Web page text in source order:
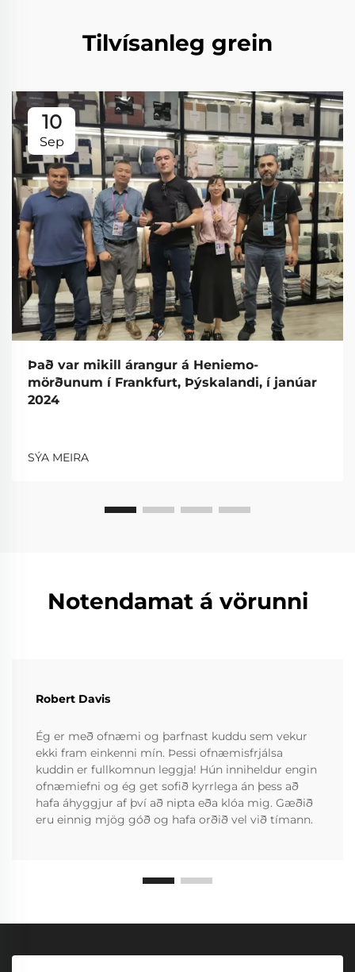
Tilvísanleg grein
10
Sep
Það var mikill árangur á Heniemo-
mörðunum í Frankfurt, Þýskalandi, í janúar
2024
SÝA MEIRA
Notendamat á vörunni
Robert Davis
Ég er með ofnæmi og þarfnast kuddu sem vekur
ekki fram einkenni mín. Þessi ofnæmisfrjálsa
kuddin er fullkomnun leggja! Hún inniheldur engin
ofnæmiefni og ég get sofið kyrrlega án þess að
hafa áhyggjur af því að nipta eða klóa mig. Gæðið
eru einnig mjög góð og hafa orðið vel við tímann.